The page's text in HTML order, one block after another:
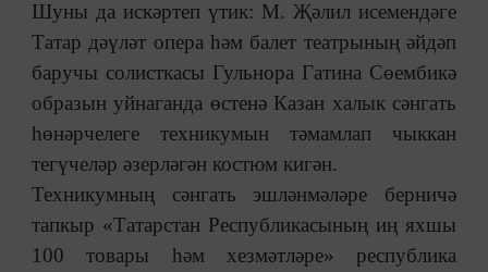
Шуны да искәртеп үтик: М. Җәлил исемендәге
Татар дәүләт опера һәм балет театрының әйдәп
баручы солисткасы Гульнора Гатина Сөембикә
образын уйнаганда өстенә Казан халык сәнгать
һөнәрчелеге техникумын тәмамлап чыккан
тегүчеләр әзерләгән костюм кигән.
Техникумның сәнгать эшләнмәләре берничә
тапкыр «Татарстан Республикасының иң яхшы
100 товары һәм хезмәтләре» республика